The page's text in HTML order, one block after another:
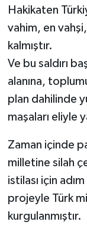
Hakikaten
vahim, en
kalmıştır.
Ve bu saldırı
alanına,
plan dahilinde
maşaları eliyle
Zaman içinde
milletine silah
istilası için
projeyle Türk
kurgulanmıştır.